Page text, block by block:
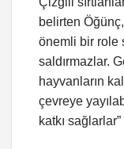
belirten
önemli bir role
saldırmazlar.
hayvanların
çevreye
katkı